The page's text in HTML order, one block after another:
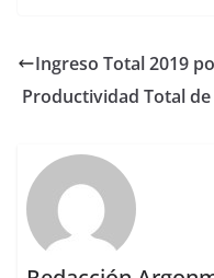
Ingreso Total 2019
Productividad Total de